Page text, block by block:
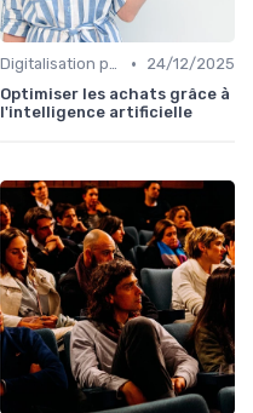
Digitalisation processus •
24/12/2025
Optimiser les achats grâce à
l'intelligence artificielle